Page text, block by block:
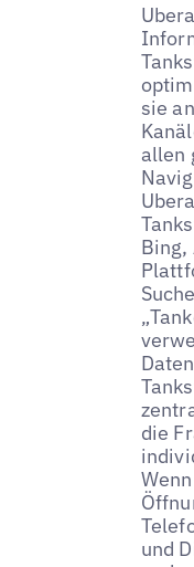
sie
allen
Bing,
die
und